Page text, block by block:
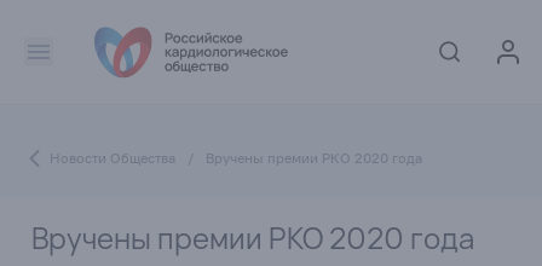
Новости Общества / Вручены премии РКО 2020 года
Вручены премии РКО 2020 года